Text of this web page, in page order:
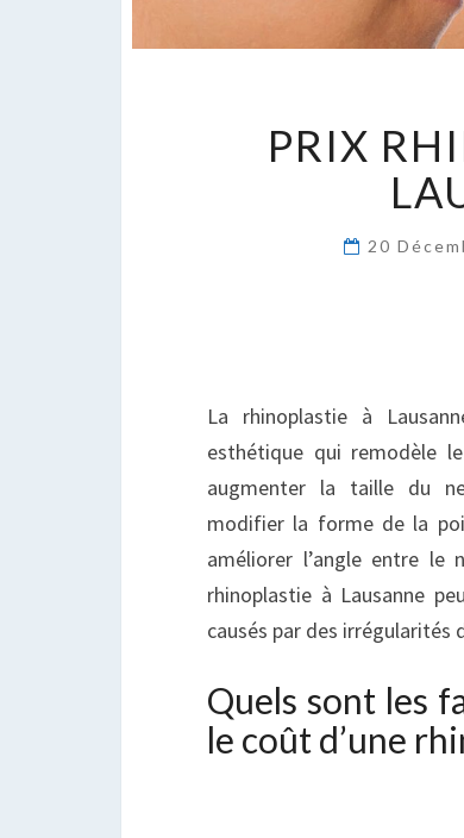
PRIX
20
La rhinoplastie à
esthétique qui remodèle
augmenter la taille du
modifier la forme de la
améliorer l’angle entre le
rhinoplastie à Lausanne
causés par des irrégularités
Quels sont les
le coût d’une